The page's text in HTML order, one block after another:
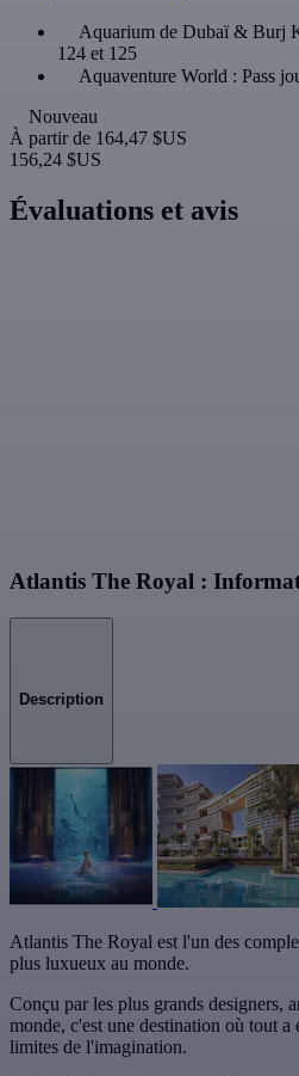
Aquarium de Dubaï & Burj
124 et 125
Aquaventure World : Pass
Nouveau
À partir de 164,47 $US
156,24 $US
Évaluations et avis
Atlantis The Royal :
Description
Atlantis The Royal est l'un des
plus luxueux au monde.
Conçu par les plus grands designers,
monde, c'est une destination où tout a
limites de l'imagination.